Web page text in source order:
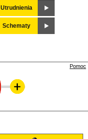
Utrudnienia
Schematy
Pomoc